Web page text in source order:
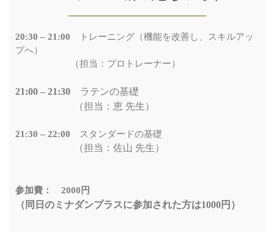
20:30 – 21:00 トレーニング（機能を改善し、スキルアッ
プへ）
（担当：プロトレーナー）
21:00 – 21:30 ラテンの基礎
（担当：恵 先生）
21:30 – 22:00 スタンダードの基礎
（担当：佐山 先生）
参加費： 2000円
（同日のミナダンプラスに参加された方は1000円）